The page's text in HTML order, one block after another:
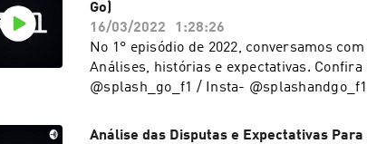
Go)
16/03/2022
1:28:26
No 1° episódio de 2022, conversamos
Análises, histórias e expectativas.
@splash_go_f1 / Insta-
Análise das Disputas e Expectativas